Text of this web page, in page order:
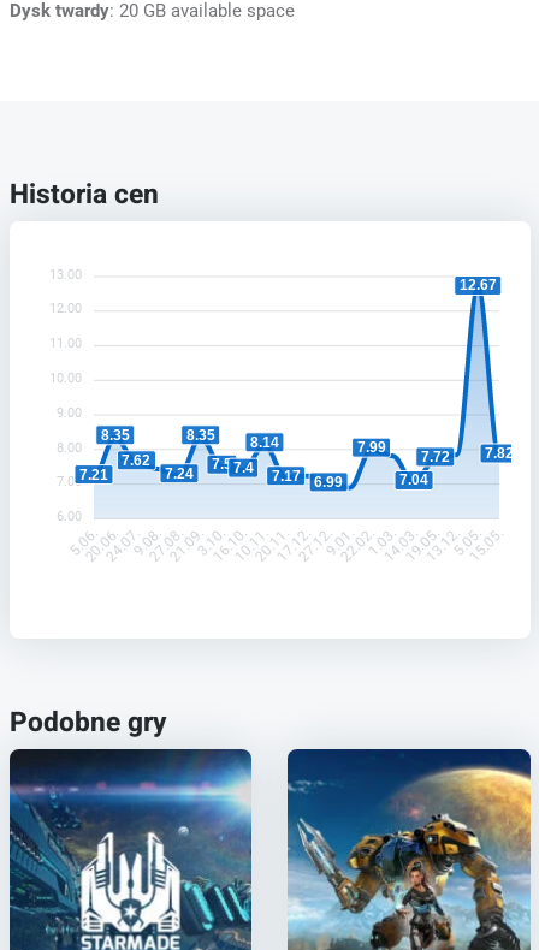
Dysk twardy: 20 GB available space
Historia cen
13.00
12.00
11.00
10.00
9.00
8.00
7.00
6.00
7.21
8.35
7.62
7.24
8.35
7.57.4
8.14
7.17
6.99
7.99
7.04
7.72
12.67
7.82
5.06.
20.06.24.07.9.08.27.08.21.09.3.10.16.10.10.11.20.11.17.12.27.12.9.01.22.02.1.03.14.03.19.05.13.12.5.05.15.05.
Podobne gry